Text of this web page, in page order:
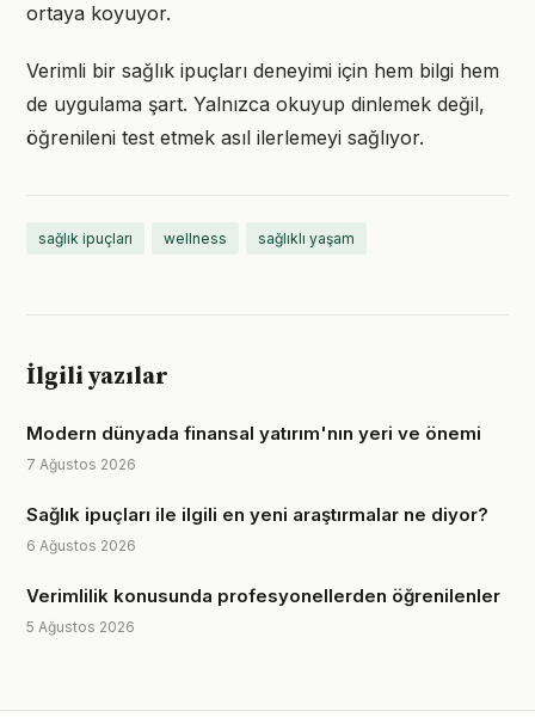
ortaya koyuyor.
Verimli bir sağlık ipuçları deneyimi için hem bilgi hem
de uygulama şart. Yalnızca okuyup dinlemek değil,
öğrenileni test etmek asıl ilerlemeyi sağlıyor.
sağlık ipuçları wellness sağlıklı yaşam
İlgili yazılar
Modern dünyada finansal yatırım'nın yeri ve önemi
7 Ağustos 2026
Sağlık ipuçları ile ilgili en yeni araştırmalar ne diyor?
6 Ağustos 2026
Verimlilik konusunda profesyonellerden öğrenilenler
5 Ağustos 2026